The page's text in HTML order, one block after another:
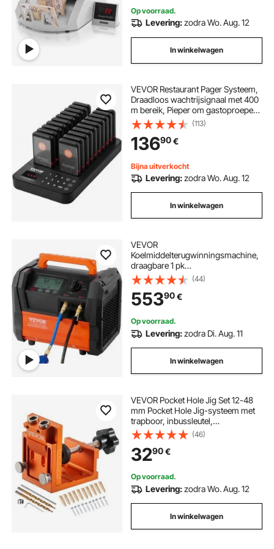
Op voorraad.
Levering:zodra Wo. Aug. 12
In winkelwagen
VEVOR Restaurant Pager Systeem,
Draadloos wachtrijsignaal met 400
m bereik, Pieper om gastoproepen
te beantwoorden met trillen en
knipperen, 20 pagers voor
foodtrucks, kerk, kleuterschool
(113)
13690€
Bijna uitverkocht
Levering:zodra Wo. Aug. 12
In winkelwagen
VEVOR
Koelmiddelterugwinningsmachine,
draagbare 1 pk
airconditioningterugwinningsmachi
ne met dubbele cilinder en
borstelloze motor van 3000 tpm,
gereedschap voor het recyclen van
freon-koelmiddel voor auto's,
airconditioners en huishoudelijke
HVAC-systemen.
(44)
55390€
Op voorraad.
Levering:zodra Di. Aug. 11
In winkelwagen
VEVOR Pocket Hole Jig Set 12-48
mm Pocket Hole Jig-systeem met
trapboor, inbussleutel,
boorstopring, vierkante aandrijfbit,
pluggen en schroeven
(46)
3290€
Op voorraad.
Levering:zodra Wo. Aug. 12
In winkelwagen